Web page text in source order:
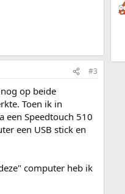
#3
op beide
Toen ik in
een Speedtouch 510
een USB stick en
computer heb ik